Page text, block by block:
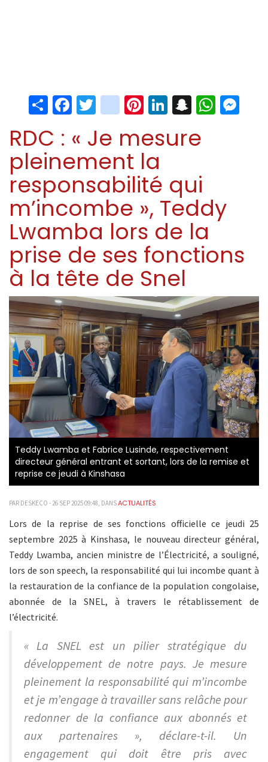
ShareFacebook
Twitter
instagram
Pinterest
LinkedIn
Snapchat
RDC : « Je mesure
pleinement la
responsabilité qui
m’incombe », Teddy
Lwamba lors de la
prise de ses fonctions
à la tête de Snel
Teddy Lwamba et Fabrice Lusinde, respectivement
directeur général entrant et sortant, lors de la remise et
reprise ce jeudi à Kinshasa
PAR DESKECO - 26 SEP 2025 09:48, DANSACTUALITÉS
Lors de la reprise de ses fonctions officielle ce jeudi 25
septembre 2025 à Kinshasa, le nouveau directeur général,
Teddy Lwamba, ancien ministre de l’Électricité, a souligné,
lors de son speech, la responsabilité qui lui incombe quant à
la restauration de la confiance de la population congolaise,
abonnée de la SNEL, à travers le rétablissement de
l’électricité.
« La SNEL est un pilier stratégique du
développement de notre pays. Je mesure
pleinement la responsabilité qui m’incombe
et je m’engage à travailler sans relâche pour
redonner de la confiance aux abonnés et
aux partenaires », déclare-t-il. Un
engagement qui doit être pris avec